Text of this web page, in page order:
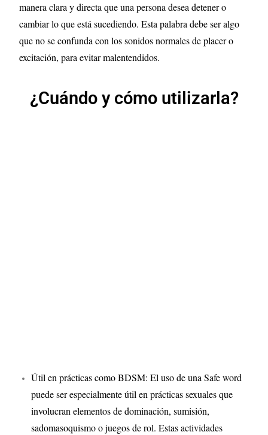
manera clara y directa que una persona desea detener o
cambiar lo que está sucediendo. Esta palabra debe ser algo
que no se confunda con los sonidos normales de placer o
excitación, para evitar malentendidos.
¿Cuándo y cómo utilizarla?
Útil en prácticas como BDSM: El uso de una Safe word
puede ser especialmente útil en prácticas sexuales que
involucran elementos de dominación, sumisión,
sadomasoquismo o juegos de rol. Estas actividades